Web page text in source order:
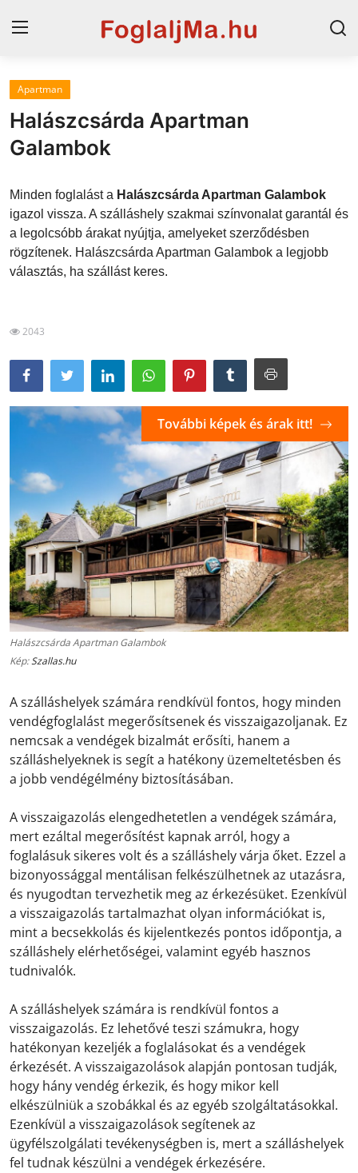
Magyarország
Horvát tengerpart
Szállások a Balatonon
Szállások Hajdúszoboszlón
Blog
Apartman
Halászcsárda Apartman
Galambok
Minden foglalást a Halászcsárda Apartman Galambok
igazol vissza. A szálláshely szakmai színvonalat garantál és
a legolcsóbb árakat nyújtja, amelyeket szerződésben
rögzítenek. Halászcsárda Apartman Galambok a legjobb
választás, ha szállást keres.
2043
Halászcsárda Apartman Galambok
Kép:Szallas.hu
További képek és árak itt!
A szálláshelyek számára rendkívül fontos, hogy minden
vendégfoglalást megerősítsenek és visszaigazoljanak. Ez
nemcsak a vendégek bizalmát erősíti, hanem a
szálláshelyeknek is segít a hatékony üzemeltetésben és
a jobb vendégélmény biztosításában.
A visszaigazolás elengedhetetlen a vendégek számára,
mert ezáltal megerősítést kapnak arról, hogy a
foglalásuk sikeres volt és a szálláshely várja őket. Ezzel a
bizonyossággal mentálisan felkészülhetnek az utazásra,
és nyugodtan tervezhetik meg az érkezésüket. Ezenkívül
a visszaigazolás tartalmazhat olyan információkat is,
mint a becsekkolás és kijelentkezés pontos időpontja, a
szálláshely elérhetőségei, valamint egyéb hasznos
tudnivalók.
A szálláshelyek számára is rendkívül fontos a
visszaigazolás. Ez lehetővé teszi számukra, hogy
hatékonyan kezeljék a foglalásokat és a vendégek
érkezését. A visszaigazolások alapján pontosan tudják,
hogy hány vendég érkezik, és hogy mikor kell
elkészülniük a szobákkal és az egyéb szolgáltatásokkal.
Ezenkívül a visszaigazolások segítenek az
ügyfélszolgálati tevékenységben is, mert a szálláshelyek
fel tudnak készülni a vendégek érkezésére.